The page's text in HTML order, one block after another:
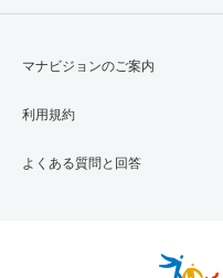
マナビジョンのご案内
利用規約
よくある質問と回答